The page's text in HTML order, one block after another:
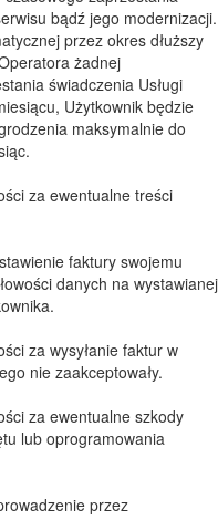
bądź jego modernizacji.
przez okres dłuższy
żadnej
świadczenia Usługi
Użytkownik będzie
maksymalnie do
za ewentualne treści
faktury swojemu
danych na wystawianej
za wysyłanie faktur w
nie zaakceptowały.
za ewentualne szkody
lub oprogramowania
przez